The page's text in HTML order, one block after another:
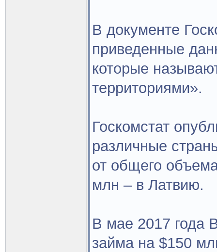
В документе
приведенные
которые
территориями».
Госкомстат
различные
от общего
млн – в Латвию.
В мае 2017 года
займа на $150